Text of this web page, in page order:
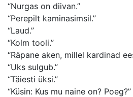
“Nurgas on diivan.”
“Perepilt kaminasimsil.”
“Laud.”
“Kolm tooli.”
“Räpane aken, millel kardinad
“Uks sulgub.”
“Täiesti üksi.”
“Küsin: Kus mu naine on? Poeg?”